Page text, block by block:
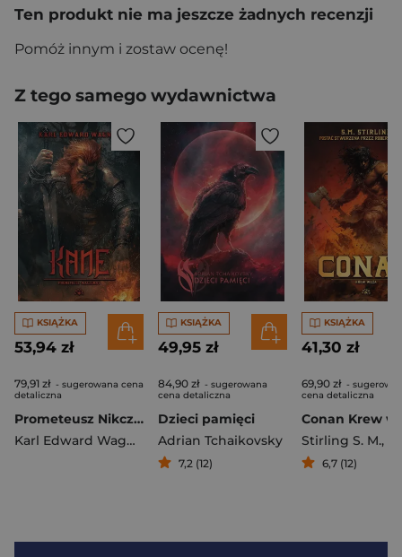
Ten produkt nie ma jeszcze żadnych recenzji
Pomóż innym i zostaw ocenę!
Z tego samego wydawnictwa
KSIĄŻKA
53,94 zł
79,91 zł - sugerowana cena
detaliczna
Prometeusz Nikczemny. Kane 2
Karl Edward Wagner
KSIĄŻKA
49,95 zł
84,90 zł - sugerowana
cena detaliczna
Dzieci pamięci
Adrian Tchaikovsky
7,2 (12)
KSIĄŻKA
41,30 zł
69,90 zł -
cena detaliczna
Conan Krew
Stirling S. M.,
6,7 (12)